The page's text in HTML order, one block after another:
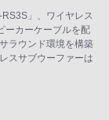
」、ワイヤレス
ーカーケーブルを配
ラウンド環境を構築
スサブウーファーは